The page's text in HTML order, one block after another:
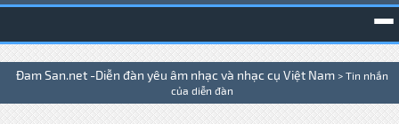
Đam San.net -Diễn đàn yêu âm nhạc và nhạc cụ Việt Nam > Tin nhắn
của diễn đàn